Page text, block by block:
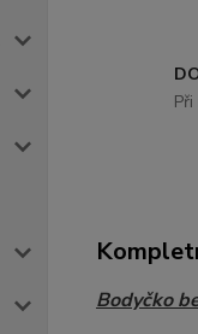
Bodyčko